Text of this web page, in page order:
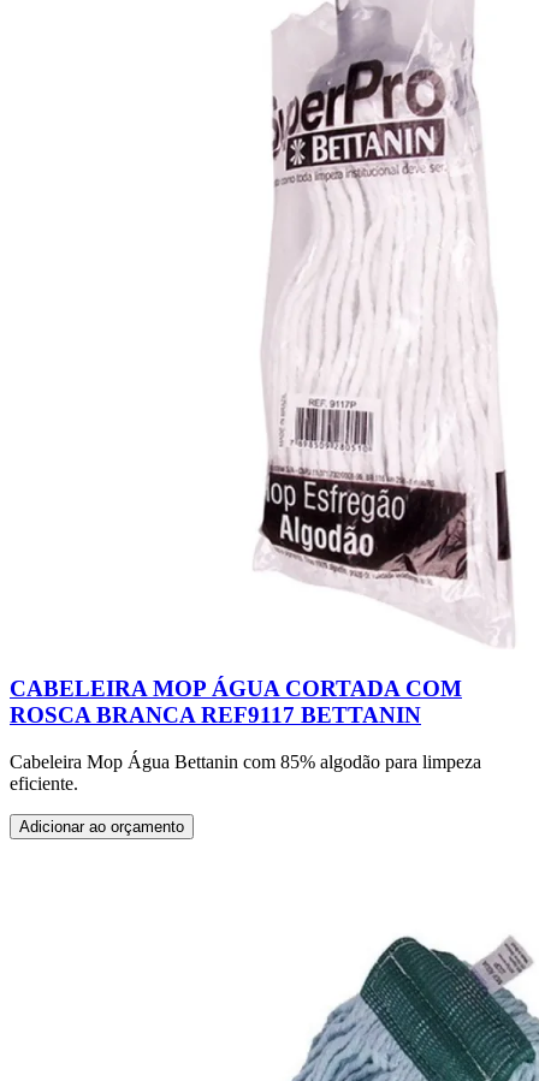
CABELEIRA MOP ÁGUA CORTADA COM
ROSCA BRANCA REF9117 BETTANIN
Cabeleira Mop Água Bettanin com 85% algodão para limpeza
eficiente.
Adicionar ao orçamento